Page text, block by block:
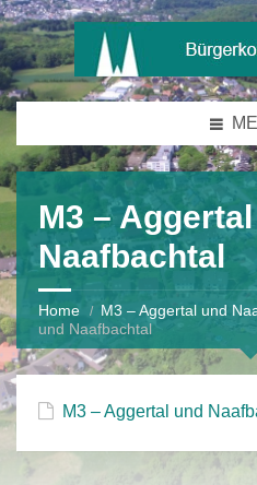
M3 –
Naafbachtal
Home M3 – Aggertal und
und Naafbachtal
M3 – Aggertal und